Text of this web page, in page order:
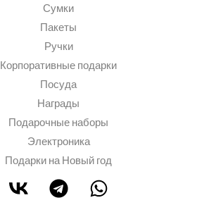
Сумки
Пакеты
Ручки
Корпоративные подарки
Посуда
Награды
Подарочные наборы
Электроника
Подарки на Новый год